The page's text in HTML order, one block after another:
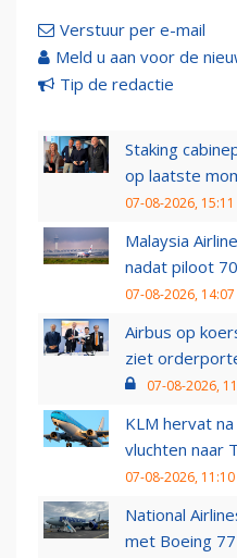
Verstuur per e-mail
Meld u aan voor de
Tip de redactie
Staking
op laatste
07-08-2026, 15:11
Malaysia
nadat piloot
07-08-2026, 14:07
Airbus op
ziet
07-08-2026,
KLM hervat
vluchten naar
07-08-2026, 11:10
National
met Boeing